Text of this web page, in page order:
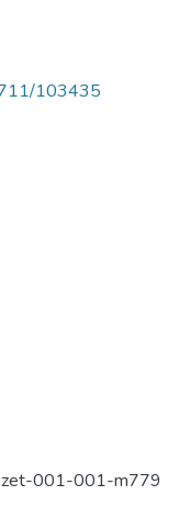
103435
001-001-m779